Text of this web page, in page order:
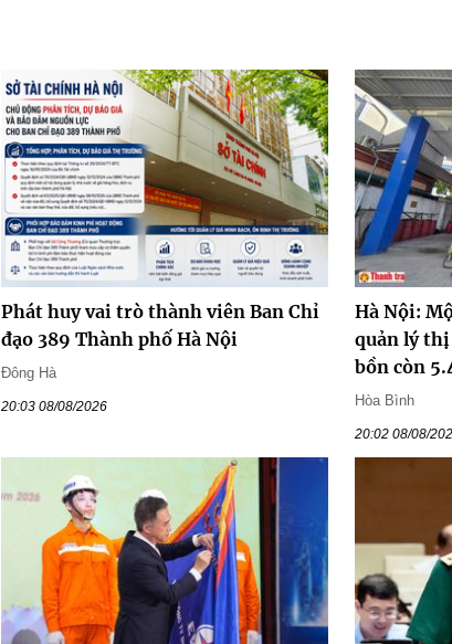
Phát huy vai trò thành viên Ban Chỉ
đạo 389 Thành phố Hà Nội
Đông Hà
20:03 08/08/2026
Hà Nội:
quản lý
bồn còn
Hòa Bình
20:02 08/08/